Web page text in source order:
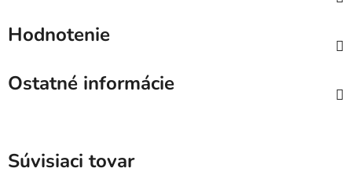
Hodnotenie
Ostatné informácie
Súvisiaci tovar